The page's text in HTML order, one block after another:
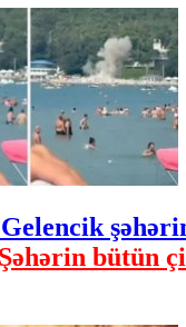
Şəhərin bütün